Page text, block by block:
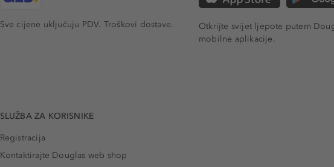
Sve cijene uključuju PDV. Troškovi dostave.
Otkrijte svijet ljepote putem
mobilne aplikacije.
SLUŽBA ZA KORISNIKE
Registracija
Kontaktirajte Douglas web shop